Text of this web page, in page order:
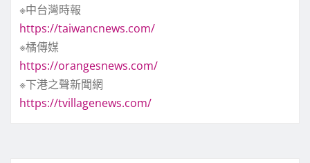
※中台灣時報
https://taiwancnews.com/
※橘傳媒
https://orangesnews.com/
※下港之聲新聞網
https://tvillagenews.com/